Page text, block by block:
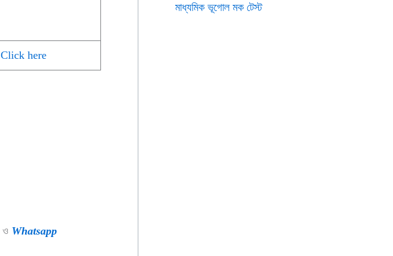
Click here
ও Whatsapp
মাধ্যমিক ভূগোল মক টেস্ট